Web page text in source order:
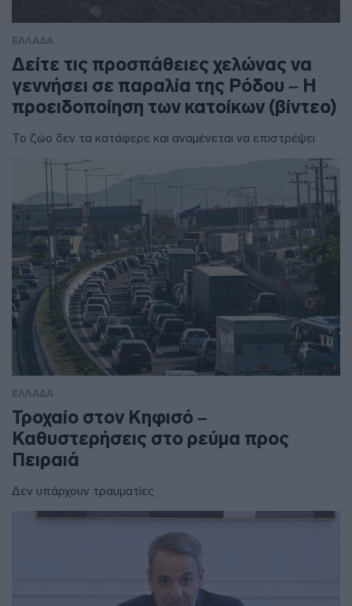
ΕΛΛΑΔΑ
Δείτε τις προσπάθειες χελώνας να
γεννήσει σε παραλία της Ρόδου – Η
προειδοποίηση των κατοίκων (βίντεο)
Το ζώο δεν τα κατάφερε και αναμένεται να επιστρέψει
ΕΛΛΑΔΑ
Τροχαίο στον Κηφισό –
Καθυστερήσεις στο ρεύμα προς
Πειραιά
Δεν υπάρχουν τραυματίες